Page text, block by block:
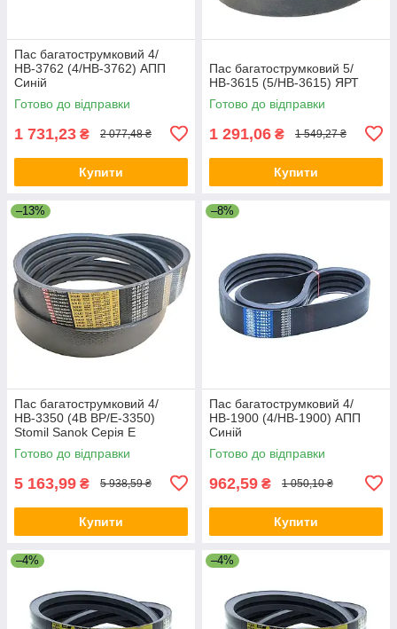
Пас багатострумковий 4/
НВ-3762 (4/HB-3762) АПП
Синій
Готово до відправки
1 731,23 ₴ 2 077,48 ₴
Купити
Пас багатострумковий 5/
НВ-3615 (5/HB-3615) ЯРТ
Готово до відправки
1 291,06 ₴ 1 549,27 ₴
Купити
–13%
Пас багатострумковий 4/
НВ-3350 (4B BP/E-3350)
Stomil Sanok Серія E
Готово до відправки
5 163,99 ₴ 5 938,59 ₴
Купити
–8%
Пас багатострумковий 4/
НВ-1900 (4/HB-1900) АПП
Синій
Готово до відправки
962,59 ₴ 1 050,10 ₴
Купити
–4% –4%